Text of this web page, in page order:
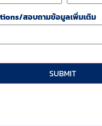
สอบถามข้อมูลเพิ่มเติม